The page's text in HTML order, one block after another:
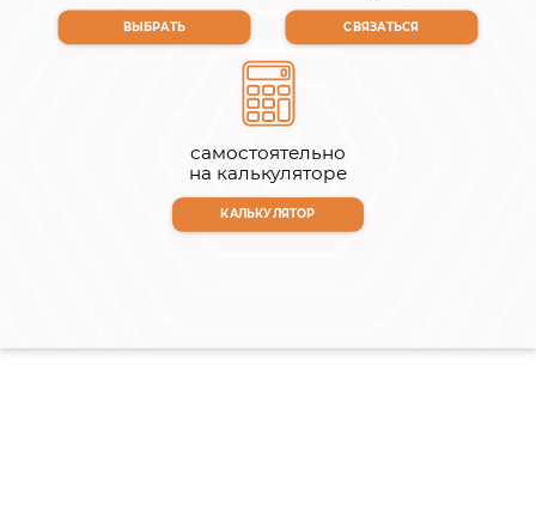
ВЫБРАТЬ СВЯЗАТЬСЯ
самостоятельно
на калькуляторе
КАЛЬКУЛЯТОР